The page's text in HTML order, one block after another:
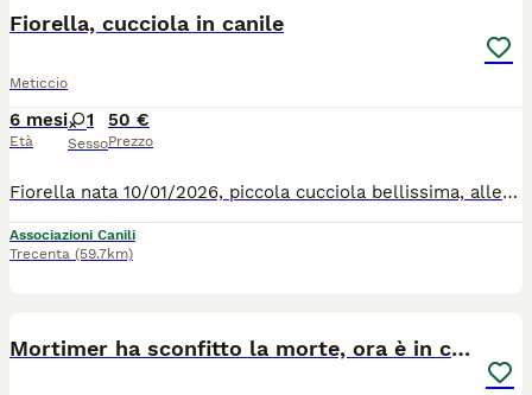
Fiorella, cucciola in canile
Meticcio
6 mesi
Età
1
Sesso
50 €
Prezzo
Fiorella nata 10/01/2026, piccola cucciola bellissima, allegrissima e giocosa. Possiamo trovare per lei una casa, prima che il canile la rende fobica e malata ? Per tutte le info chiamate il 0039/3714497821
Associazioni Canili
Trecenta (59.7km)
Mortimer ha sconfitto la morte, ora è in canile